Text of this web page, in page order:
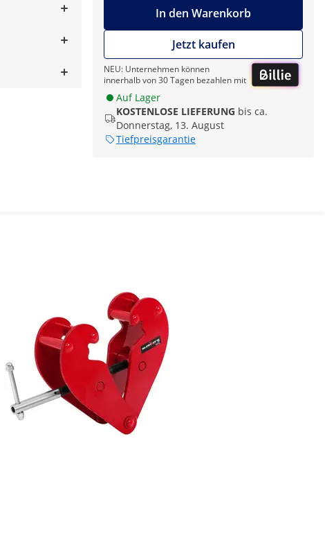
In den Warenkorb
Jetzt kaufen
NEU: Unternehmen können
innerhalb von 30 Tagen bezahlen mit
Auf Lager
KOSTENLOSE LIEFERUNG bis ca.
Donnerstag, 13. August
Tiefpreisgarantie